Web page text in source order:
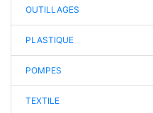
OUTILLAGES
PLASTIQUE
POMPES
TEXTILE